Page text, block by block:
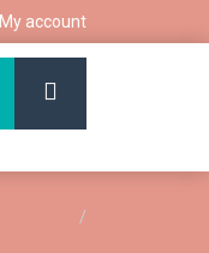
My account